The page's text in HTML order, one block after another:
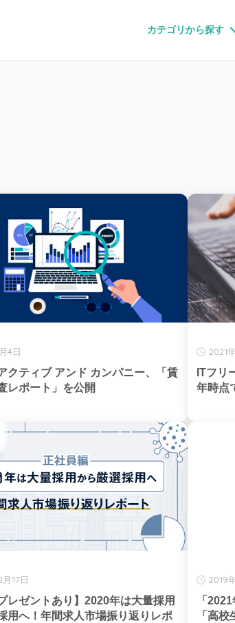
カテゴリから探す
4日
クティブ アンド カンパニー、「賃
レポート」を公開
2021
ITフリ
年時点
17日
レゼントあり】2020年は大量採用
用へ！年間求人市場振り返りレポ
2019
「
「高